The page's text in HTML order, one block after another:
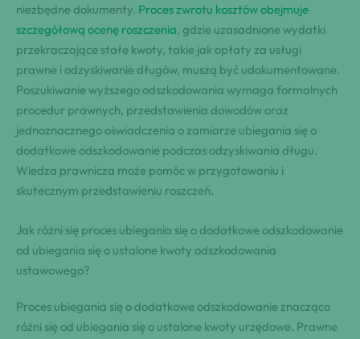
niezbędne dokumenty. Proces zwrotu kosztów obejmuje
szczegółową ocenę roszczenia, gdzie uzasadnione wydatki
przekraczające stałe kwoty, takie jak opłaty za usługi
prawne i odzyskiwanie długów, muszą być udokumentowane.
Poszukiwanie wyższego odszkodowania wymaga formalnych
procedur prawnych, przedstawienia dowodów oraz
jednoznacznego oświadczenia o zamiarze ubiegania się o
dodatkowe odszkodowanie podczas odzyskiwania długu.
Wiedza prawnicza może pomóc w przygotowaniu i
skutecznym przedstawieniu roszczeń.
Jak różni się proces ubiegania się o dodatkowe odszkodowanie
od ubiegania się o ustalone kwoty odszkodowania
ustawowego?
Proces ubiegania się o dodatkowe odszkodowanie znacząco
różni się od ubiegania się o ustalone kwoty urzędowe. Prawne